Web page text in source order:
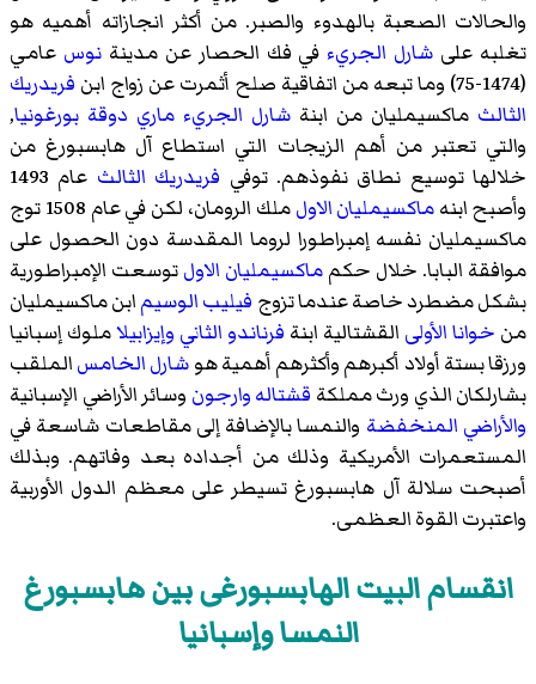
والحالات الصعبة بالهدوء والصبر. من أكثر انجازاته أهميه هو
تغلبه على شارل الجريء في فك الحصار عن مدينةنوس عامي
(1474-75) وما تبعه من اتفاقية صلح أثمرت عن زواج ابن
فريدريك
الثالث ماكسيمليان من ابنة شارل الجريء ماري دوقة بورغونيا,
والتي تعتبر من أهم الزيجات التي استطاع آل هابسبورغ من
خلالها توسيع نطاق نفوذهم. توفي فريدريك الثالث
عام 1493
وأصبح ابنهماكسيمليان الاول
ملك الرومان، لكن في عام 1508 توج
ماكسيمليان نفسه إمبراطورا لروما المقدسة دون الحصول على
موافقة البابا. خلال حكمماكسيمليان الاولتوسعت الإمبراطورية
بشكل مضطرد خاصة عندما تزوج فيليب الوسيمابن ماكسيمليان
من خوانا الأولى القشتالية ابنة فرناندو الثاني وإيزابيلاملوك إسبانيا
ورزقا بستة أولاد أكبرهم وأكثرهم أهمية هوشارل الخامسالملقب
بشارلكان الذي ورث مملكة قشتالهوارجون وسائر الأراضي الإسبانية
والأراضي المنخفضة والنمسا بالإضافة إلى مقاطعات شاسعة في
المستعمرات الأمريكية وذلك من أجداده بعد وفاتهم. وبذلك
أصبحت سلالة آل هابسبورغ تسيطر على معظم الدول الأوربية
واعتبرت القوة العظمى.
انقسام البيت الهابسبورغى بين هابسبورغ
النمسا وإسبانيا